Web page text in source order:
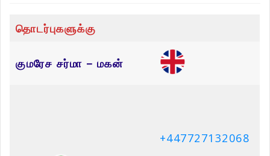
தொடர்புகளுக்கு
குமரேச சர்மா – மகன்